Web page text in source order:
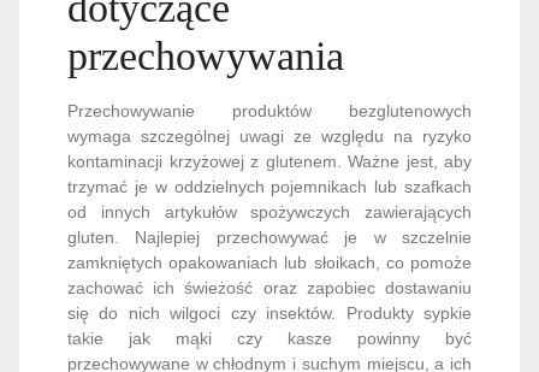
przechowywania
Przechowywanie produktów bezglutenowych
wymaga szczególnej uwagi ze względu na ryzyko
kontaminacji krzyżowej z glutenem. Ważne jest, aby
trzymać je w oddzielnych pojemnikach lub szafkach
od innych artykułów spożywczych zawierających
gluten. Najlepiej przechowywać je w szczelnie
zamkniętych opakowaniach lub słoikach, co pomoże
zachować ich świeżość oraz zapobiec dostawaniu
się do nich wilgoci czy insektów. Produkty sypkie
takie jak mąki czy kasze powinny być
przechowywane w chłodnym i suchym miejscu, a ich